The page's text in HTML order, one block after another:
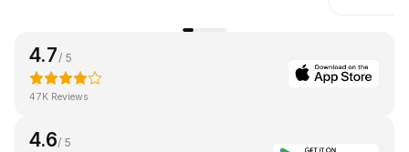
4.7 / 5
47K Reviews
4.6/ 5